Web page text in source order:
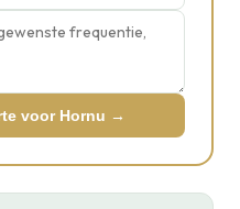
voor Hornu →